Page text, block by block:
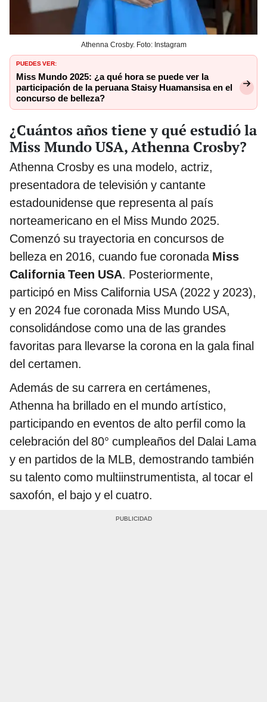
Athenna Crosby. Foto: Instagram
PUEDES VER:
Miss Mundo 2025: ¿a qué hora se puede ver la
participación de la peruana Staisy Huamansisa en el
concurso de belleza?
¿Cuántos años tiene y qué estudió la
Miss Mundo USA, Athenna Crosby?
Athenna Crosby es una modelo, actriz,
presentadora de televisión y cantante
estadounidense que representa al país
norteamericano en el Miss Mundo 2025.
Comenzó su trayectoria en concursos de
belleza en 2016, cuando fue coronada Miss
California Teen USA. Posteriormente,
participó en Miss California USA (2022 y 2023),
y en 2024 fue coronada Miss Mundo USA,
consolidándose como una de las grandes
favoritas para llevarse la corona en la gala final
del certamen.
Además de su carrera en certámenes,
Athenna ha brillado en el mundo artístico,
participando en eventos de alto perfil como la
celebración del 80° cumpleaños del Dalai Lama
y en partidos de la MLB, demostrando también
su talento como multiinstrumentista, al tocar el
saxofón, el bajo y el cuatro.